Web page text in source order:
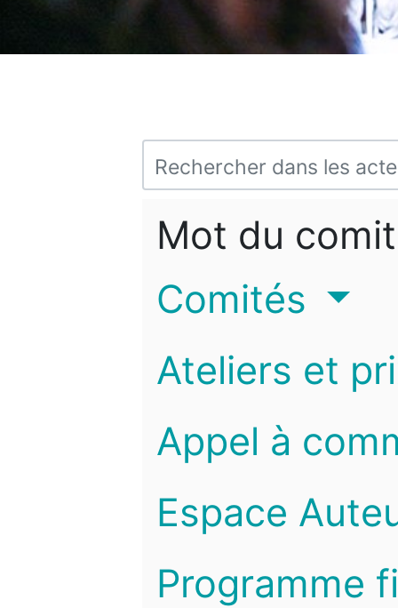
Mot du
Comités
Ateliers et
Appel à
Espace
Programme